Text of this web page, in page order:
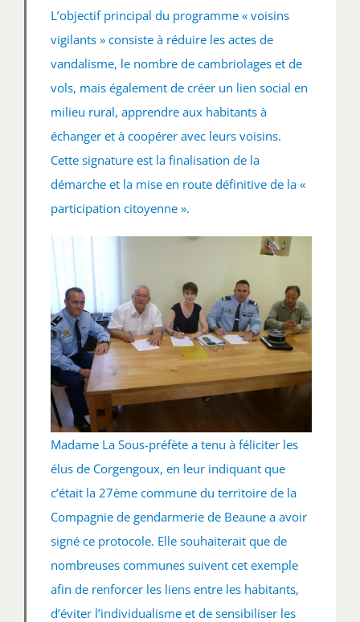
L’objectif principal du programme « voisins
vigilants » consiste à réduire les actes de
vandalisme, le nombre de cambriolages et de
vols, mais également de créer un lien social en
milieu rural, apprendre aux habitants à
échanger et à coopérer avec leurs voisins.
Cette signature est la finalisation de la
démarche et la mise en route définitive de la «
participation citoyenne ».
Madame La Sous-préfète a tenu à féliciter les
élus de Corgengoux, en leur indiquant que
c’était la 27ème commune du territoire de la
Compagnie de gendarmerie de Beaune a avoir
signé ce protocole. Elle souhaiterait que de
nombreuses communes suivent cet exemple
afin de renforcer les liens entre les habitants,
d’éviter l’individualisme et de sensibiliser les